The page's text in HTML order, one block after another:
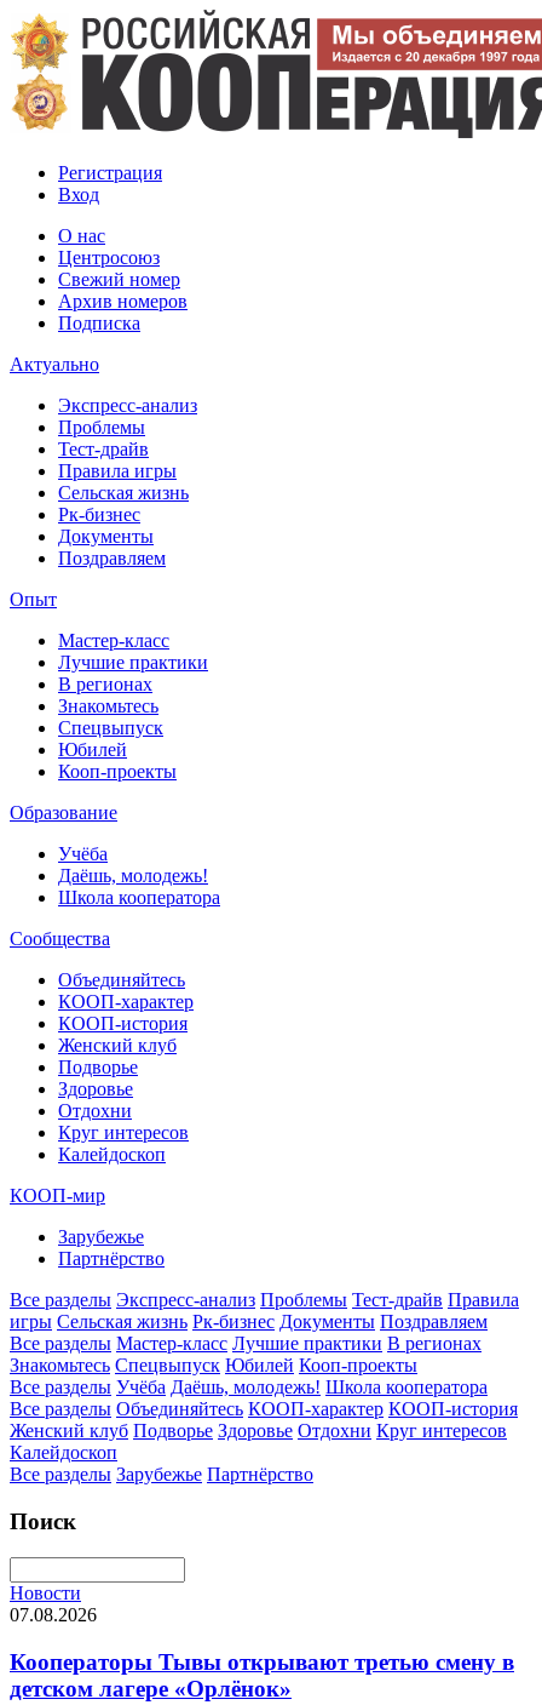
Регистрация
Вход
О нас
Центросоюз
Свежий номер
Архив номеров
Подписка
Актуально
Экспресс-анализ
Проблемы
Тест-драйв
Правила игры
Сельская жизнь
Рк-бизнес
Документы
Поздравляем
Опыт
Мастер-класс
Лучшие практики
В регионах
Знакомьтесь
Спецвыпуск
Юбилей
Кооп-проекты
Образование
Учёба
Даёшь, молодежь!
Школа кооператора
Сообщества
Объединяйтесь
КООП-характер
КООП-история
Женский клуб
Подворье
Здоровье
Отдохни
Круг интересов
Калейдоскоп
КООП-мир
Зарубежье
Партнёрство
Все разделы Экспресс-анализ Проблемы Тест-драйв Правила
игры Сельская жизнь Рк-бизнес Документы Поздравляем
Все разделы Мастер-класс Лучшие практики В регионах
Знакомьтесь Спецвыпуск Юбилей Кооп-проекты
Все разделы Учёба Даёшь, молодежь! Школа кооператора
Все разделы Объединяйтесь КООП-характер КООП-история
Женский клуб Подворье Здоровье Отдохни Круг интересов
Калейдоскоп
Все разделы Зарубежье Партнёрство
Поиск
Новости
07.08.2026
Кооператоры Тывы открывают третью смену в
детском лагере «Орлёнок»